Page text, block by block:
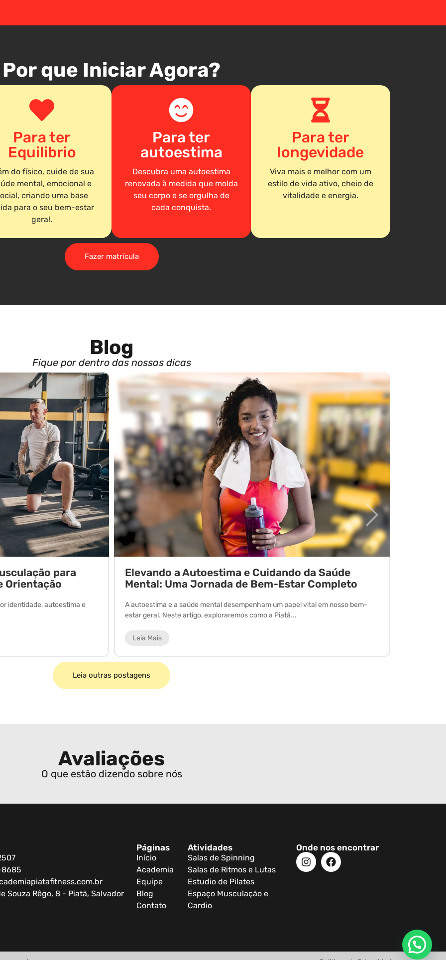
Por que Iniciar Agora?
Para ter
Equilibrio
do físico, cuide de sua
mental, emocional e
criando uma base
para o seu bem-estar
geral.
Para ter
autoestima
Descubra uma autoestima
renovada à medida que molda
seu corpo e se orgulha de
cada conquista.
Para ter
longevidade
Viva mais e melhor com um
estilo de vida ativo, cheio de
vitalidade e energia.
Fazer matrícula
Blog
Fique por dentro das nossas dicas
para
Orientação
identidade, autoestima e
Elevando a Autoestima e Cuidando da Saúde
Mental: Uma Jornada de Bem-Estar Completo
A autoestima e a saúde mental desempenham um papel vital em nosso bem-
estar geral. Neste artigo, exploraremos como a Piatã...
Leia Mais
Leia outras postagens
Avaliações
O que estão dizendo sobre nós
8685
Souza Rêgo, 8 - Piatã, Salvador
Páginas
Início
Academia
Equipe
Blog
Contato
Atividades
Salas de Spinning
Salas de Ritmos e Lutas
Estudio de Pilates
Espaço Musculação e
Cardio
Onde nos encontrar